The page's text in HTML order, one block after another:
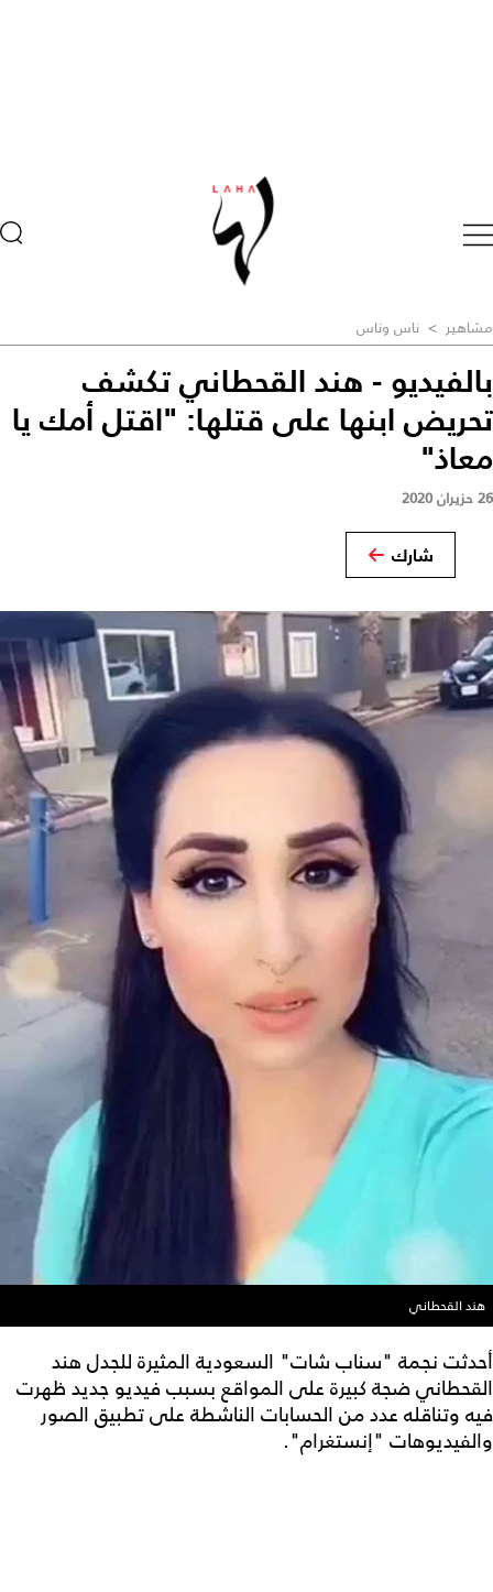
مشاهير > ناس وناس
بالفيديو - هند القحطاني تكشف
تحريض ابنها على قتلها: "اقتل أمك يا
معاذ"
26 حزيران 2020
شارك
هند القحطاني
أحدثت نجمة "سناب شات" السعودية المثيرة للجدل هند
القحطاني ضجة كبيرة على المواقع بسبب فيديو جديد ظهرت
فيه وتناقله عدد من الحسابات الناشطة على تطبيق الصور
والفيديوهات "إنستغرام".